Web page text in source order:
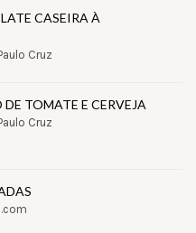
CASEIRA À
Cruz
TOMATE E CERVEJA
Cruz